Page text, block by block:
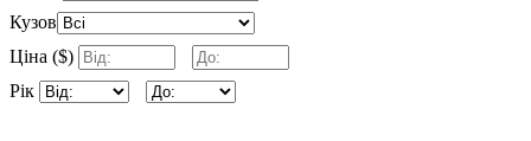
Кузов
Ціна ($)
Рік